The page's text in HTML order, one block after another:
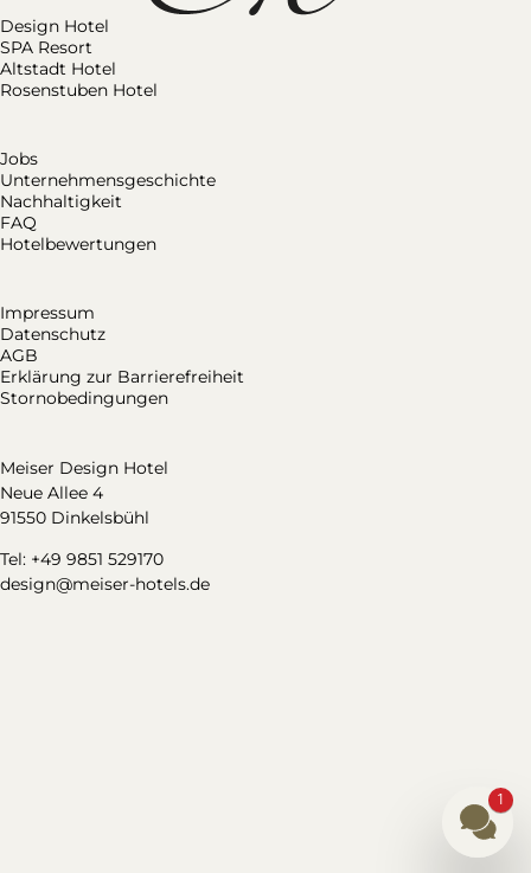
Design Hotel
SPA Resort
Altstadt Hotel
Rosenstuben Hotel
Jobs
Unternehmensgeschichte
Nachhaltigkeit
FAQ
Hotelbewertungen
Impressum
Datenschutz
AGB
Erklärung zur Barrierefreiheit
Stornobedingungen
Meiser Design Hotel
Neue Allee 4
91550 Dinkelsbühl
Tel: +49 9851 529170
design@meiser-hotels.de
1